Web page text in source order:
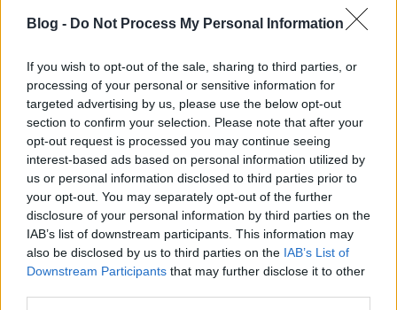
Blog - Do Not Process My Personal Information
If you wish to opt-out of the sale, sharing to third parties, or
processing of your personal or sensitive information for
targeted advertising by us, please use the below opt-out
section to confirm your selection. Please note that after your
opt-out request is processed you may continue seeing
interest-based ads based on personal information utilized by
us or personal information disclosed to third parties prior to
your opt-out. You may separately opt-out of the further
disclosure of your personal information by third parties on the
IAB’s list of downstream participants. This information may
also be disclosed by us to third parties on the IAB’s List of
Downstream Participants that may further disclose it to other
volna, pár rendkívül hasznos DTrace scripttel nyilván
Valószínűleg köze lehet ahhoz, hogy a ZFS szeret
egész blokkokat olvasni (amely elég kellemetlen
hidegzuhany annak, aki ész nélkül vált egy hardveres
RAID5-6-ról RAIDZ(2)-re, hiszen a HW-es
megoldásnál megszokhatta (persze
implementációfüggő), hogy a diszkek számának
növelése az olvasási teljesítményt is növeli (random
IOPS-ben), míg a RAIDZ-nél ez nem igaz, ott egy diszk
teljesítményét kapjuk, ami váratlanul érheti azt, aki
a legújabb X4500-asán meggondolatlanul csinált
egy 48 diszkes RAIDZ poolt :), amelyet alátámasztani
látszik a 128 kiB-nál bekövetkező kiegyenlítődés.